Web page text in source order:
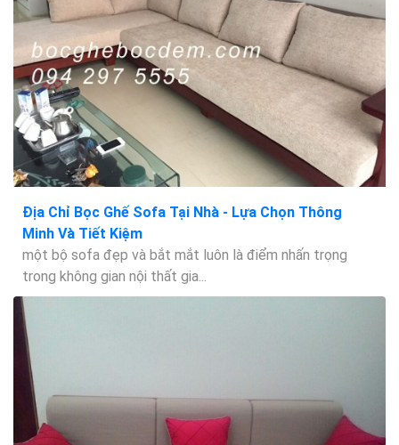
Địa Chỉ Bọc Ghế Sofa Tại Nhà - Lựa Chọn Thông
Minh Và Tiết Kiệm
một bộ sofa đẹp và bắt mắt luôn là điểm nhấn trọng
trong không gian nội thất gia...